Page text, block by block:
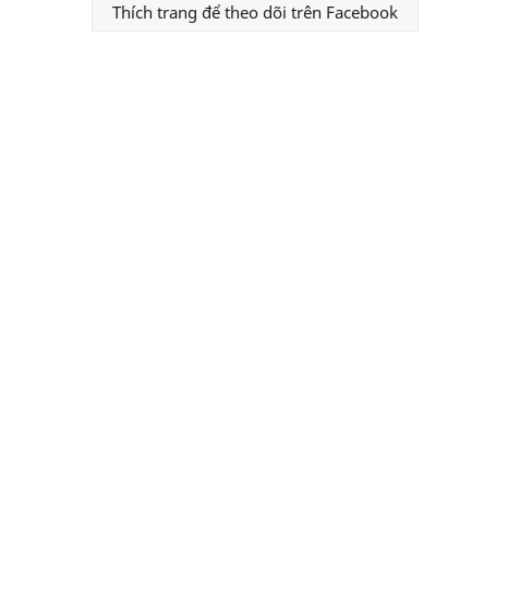
Thích trang để theo dõi trên Facebook